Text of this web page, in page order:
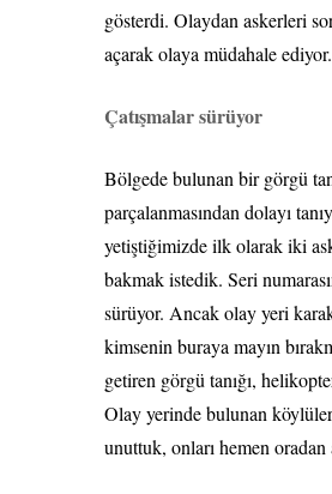
gösterdi. Olaydan askerleri
açarak olaya müdahale
Çatışmalar sürüyor
Bölgede bulunan bir görgü
parçalanmasından dolayı
yetiştiğimizde ilk olarak iki
bakmak istedik. Seri
sürüyor. Ancak olay yeri
kimsenin buraya mayın
getiren görgü tanığı,
Olay yerinde bulunan
unuttuk, onları hemen oradan